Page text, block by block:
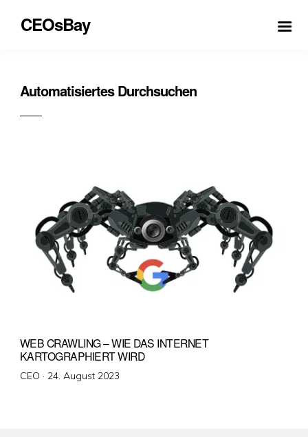
CEOsBay
Automatisiertes Durchsuchen
WEB CRAWLING – WIE DAS INTERNET
KARTOGRAPHIERT WIRD
CEO · Veröffentlicht
24. August 2023